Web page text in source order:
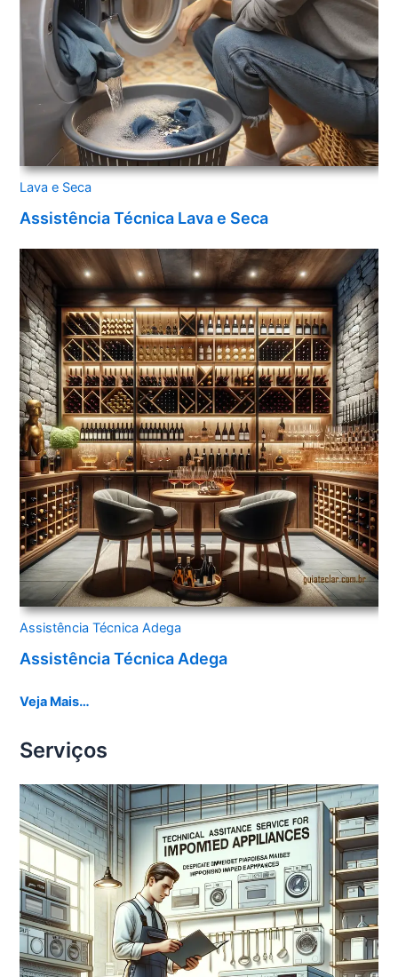
Lava e Seca
Assistência Técnica Lava e Seca
Assistência Técnica Adega
Assistência Técnica Adega
Veja Mais…
Serviços